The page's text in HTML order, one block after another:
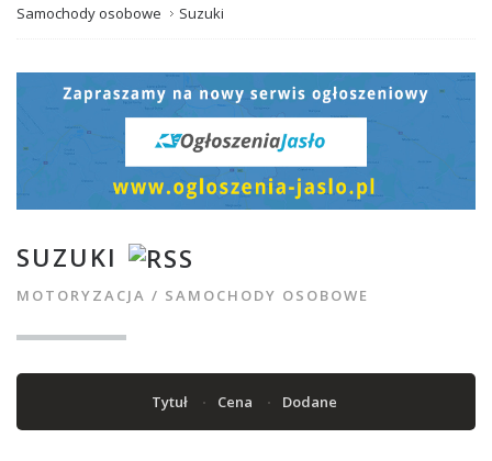
Samochody osobowe
Suzuki
SUZUKI
MOTORYZACJA / SAMOCHODY OSOBOWE
Tytuł Cena Dodane